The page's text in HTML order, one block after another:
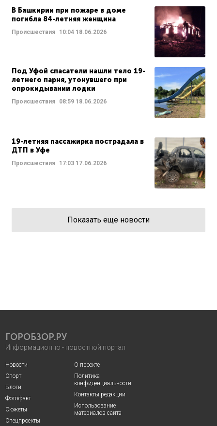
В Башкирии при пожаре в доме
погибла 84-летняя женщина
Происшествия 10:04 18.06.2026
Под Уфой спасатели нашли тело 19-
летнего парня, утонувшего при
опрокидывании лодки
Происшествия 08:59 18.06.2026
19-летняя пассажирка пострадала в
ДТП в Уфе
Происшествия 17:03 17.06.2026
Показать еще новости
ГОРОБЗОР.РУ
Информационно - новостной портал
Новости
Спорт
Блоги
Фотофакт
Сюжеты
Спецпроекты
О проекте
Политика
конфиденциальности
Контакты редакции
Использование
материалов сайта